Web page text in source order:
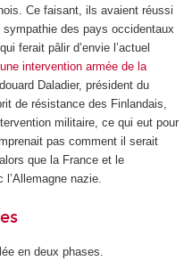
Ce faisant, ils avaient réussi
des pays occidentaux
ferait pâlir d’envie l’actuel
intervention armée de la
Daladier, président du
de résistance des Finlandais,
militaire, ce qui eut pour
pas comment il serait
que la France et le
l’Allemagne nazie.
en deux phases.